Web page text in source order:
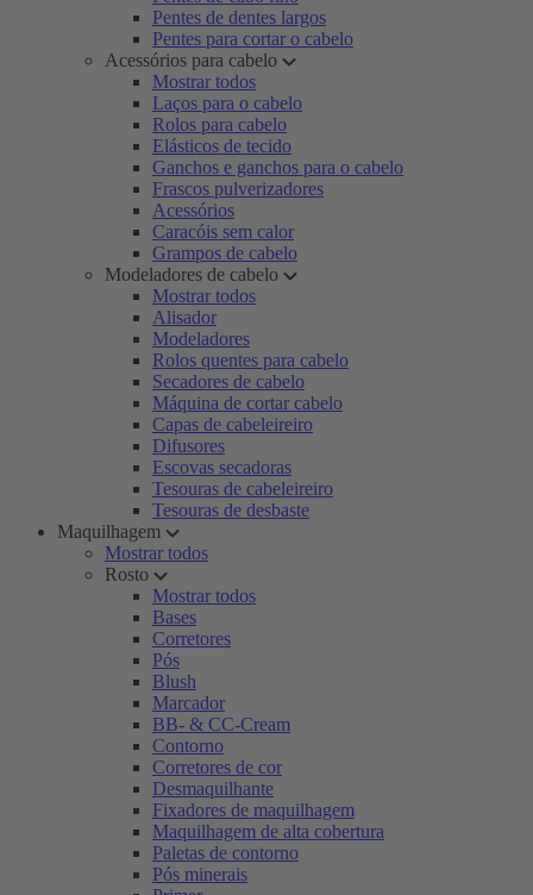
Pentes de dentes largos
Pentes para cortar o cabelo
Acessórios para cabelo
Mostrar todos
Laços para o cabelo
Rolos para cabelo
Elásticos de tecido
Ganchos e ganchos para o cabelo
Frascos pulverizadores
Acessórios
Caracóis sem calor
Grampos de cabelo
Modeladores de cabelo
Mostrar todos
Alisador
Modeladores
Rolos quentes para cabelo
Secadores de cabelo
Máquina de cortar cabelo
Capas de cabeleireiro
Difusores
Escovas secadoras
Tesouras de cabeleireiro
Tesouras de desbaste
Maquilhagem
Mostrar todos
Rosto
Mostrar todos
Bases
Corretores
Pós
Blush
Marcador
BB- & CC-Cream
Contorno
Corretores de cor
Desmaquilhante
Fixadores de maquilhagem
Maquilhagem de alta cobertura
Paletas de contorno
Pós minerais